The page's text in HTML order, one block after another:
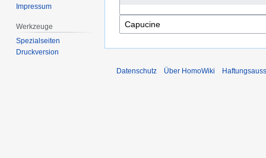
Impressum
Werkzeuge
Spezialseiten
Druckversion
Datenschutz Über HomoWiki